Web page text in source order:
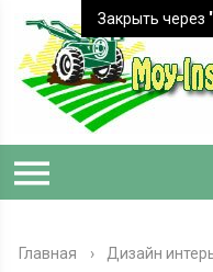
Главная › Дизайн
Закрыть через